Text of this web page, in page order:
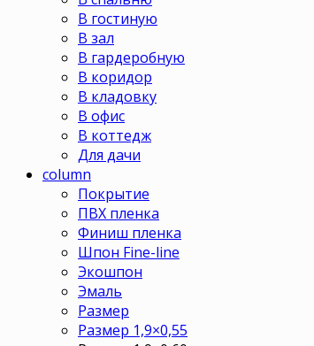
В гостиную
В зал
В гардеробную
В коридор
В кладовку
В офис
В коттедж
Для дачи
column
Покрытие
ПВХ пленка
Финиш пленка
Шпон Fine-line
Экошпон
Эмаль
Размер
Размер 1,9×0,55